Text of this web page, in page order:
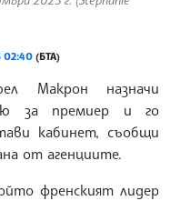
02:40 (БТА)
Макрон назначи
за премиер и го
кабинет, съобщи
от агенциите.
френският лидер